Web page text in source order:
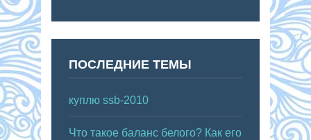
ПОСЛЕДНИЕ ТЕМЫ
куплю ssb-2010
Что такое баланс белого? Как его